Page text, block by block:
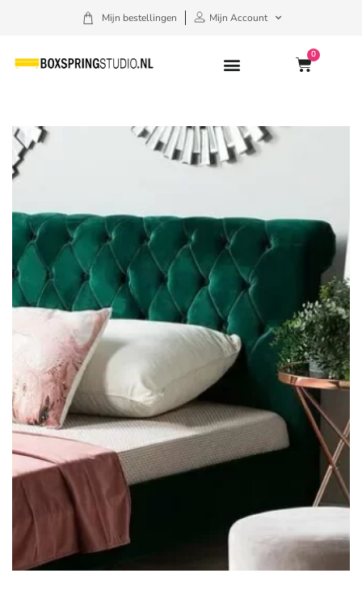
Mijn bestellingen Mijn Account
0